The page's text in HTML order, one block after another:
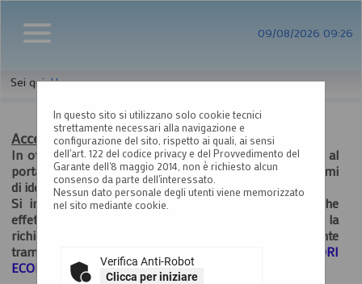
09/08/2026 09:26
Sei qui: Home
In questo sito si utilizzano solo cookie tecnici
strettamente necessari alla navigazione e
configurazione del sito, rispetto ai quali, ai sensi
dell'art. 122 del codice privacy e del Provvedimento del
Garante dell'8 maggio 2014, non è richiesto alcun
consenso da parte dell'interessato.
Nessun dato personale degli utenti viene memorizzato
nel sito mediante cookie.
Verifica Anti-Robot
Clicca per iniziare
Accesso al Portale Gare con SPID/CIE: istruzioni
In ottemperanza alle normative vigenti AgID, l'accesso al
portale gare è consentito esclusivamente tramite i sistemi
di identità digitale.
Si invitano pertanto gli OO.EE. registrati al portale che
effettuano il primo accesso con SPID/CIE, ad inviare la
richiesta di collegamento dell'utenza esclusivamente
tramite la funzione
"ASSISTENZA OPERATORI
ECONOMICI.